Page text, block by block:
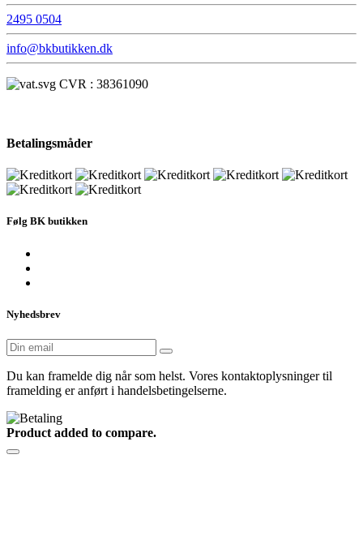
2495 0504
info@bkbutikken.dk
CVR : 38361090
Betalingsmåder
Følg BK butikken
Nyhedsbrev
Du kan framelde dig når som helst. Vores kontaktoplysninger til
framelding er anført i handelsbetingelserne.
Product added to compare.